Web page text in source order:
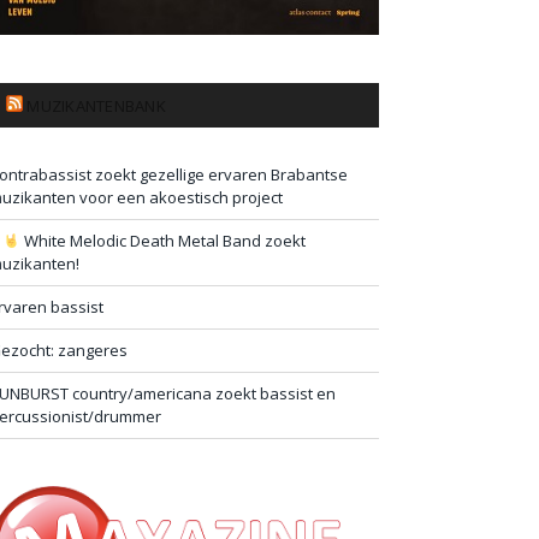
zoekt gezellige ervaren Brabantse
voor een akoestisch project
White Melodic Death Metal Band zoekt
bassist
zangeres
country/americana zoekt bassist en
drummer